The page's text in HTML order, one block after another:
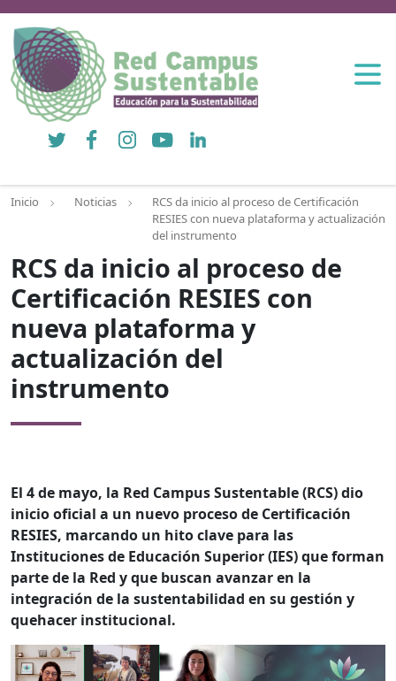
Twitter FacebookInstagramYouTubeLinkedIn
Inicio Noticias
RCS da inicio al proceso de Certificación
RESIES con nueva plataforma y actualización
del instrumento
RCS da inicio al proceso de
Certificación RESIES con
nueva plataforma y
actualización del
instrumento
El 4 de mayo, la Red Campus Sustentable (RCS) dio
inicio oficial a un nuevo proceso de Certificación
RESIES, marcando un hito clave para las
Instituciones de Educación Superior (IES) que forman
parte de la Red y que buscan avanzar en la
integración de la sustentabilidad en su gestión y
quehacer institucional.